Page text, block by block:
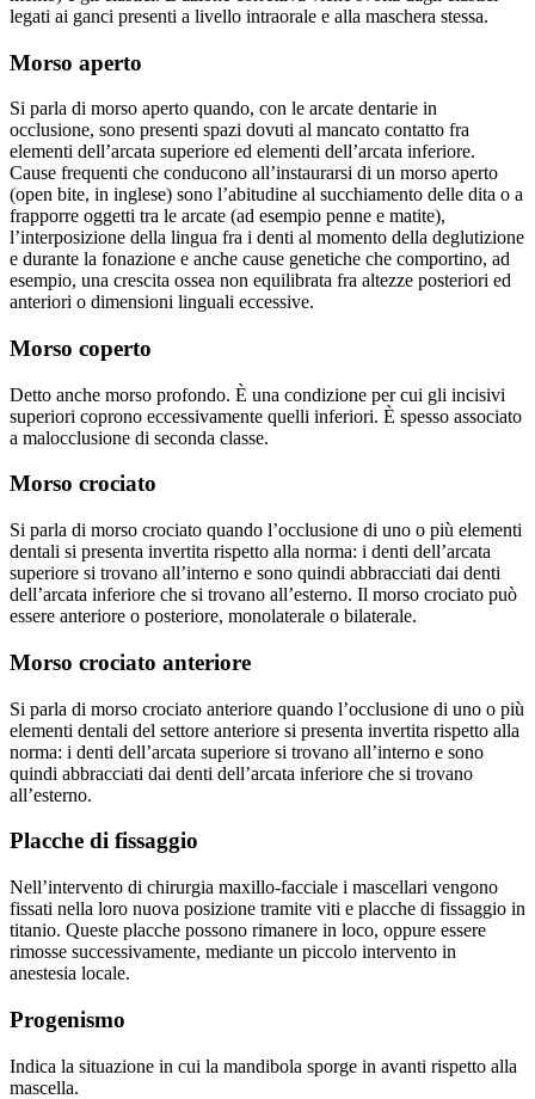
legati ai ganci presenti a livello intraorale e alla maschera stessa.
Morso aperto
Si parla di morso aperto quando, con le arcate dentarie in
occlusione, sono presenti spazi dovuti al mancato contatto fra
elementi dell’arcata superiore ed elementi dell’arcata inferiore.
Cause frequenti che conducono all’instaurarsi di un morso aperto
(open bite, in inglese) sono l’abitudine al succhiamento delle dita o a
frapporre oggetti tra le arcate (ad esempio penne e matite),
l’interposizione della lingua fra i denti al momento della deglutizione
e durante la fonazione e anche cause genetiche che comportino, ad
esempio, una crescita ossea non equilibrata fra altezze posteriori ed
anteriori o dimensioni linguali eccessive.
Morso coperto
Detto anche morso profondo. È una condizione per cui gli incisivi
superiori coprono eccessivamente quelli inferiori. È spesso associato
a malocclusione di seconda classe.
Morso crociato
Si parla di morso crociato quando l’occlusione di uno o più elementi
dentali si presenta invertita rispetto alla norma: i denti dell’arcata
superiore si trovano all’interno e sono quindi abbracciati dai denti
dell’arcata inferiore che si trovano all’esterno. Il morso crociato può
essere anteriore o posteriore, monolaterale o bilaterale.
Morso crociato anteriore
Si parla di morso crociato anteriore quando l’occlusione di uno o più
elementi dentali del settore anteriore si presenta invertita rispetto alla
norma: i denti dell’arcata superiore si trovano all’interno e sono
quindi abbracciati dai denti dell’arcata inferiore che si trovano
all’esterno.
Placche di fissaggio
Nell’intervento di chirurgia maxillo-facciale i mascellari vengono
fissati nella loro nuova posizione tramite viti e placche di fissaggio in
titanio. Queste placche possono rimanere in loco, oppure essere
rimosse successivamente, mediante un piccolo intervento in
anestesia locale.
Progenismo
Indica la situazione in cui la mandibola sporge in avanti rispetto alla
mascella.